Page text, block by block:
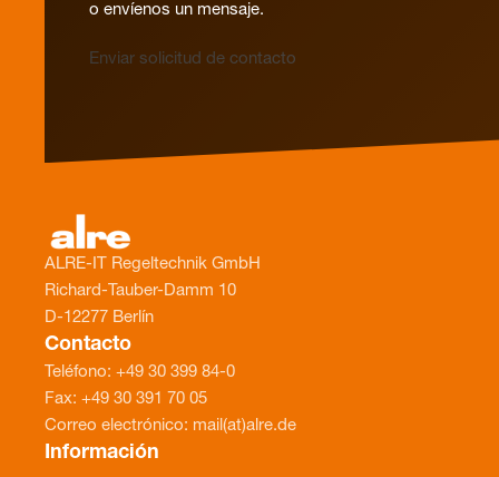
o envíenos un mensaje.
Enviar solicitud de contacto
ALRE-IT Regeltechnik GmbH
Richard-Tauber-Damm 10
D-12277 Berlín
Contacto
Teléfono: +49 30 399 84-0
Fax: +49 30 391 70 05
Correo electrónico: mail(at)alre.de
Información